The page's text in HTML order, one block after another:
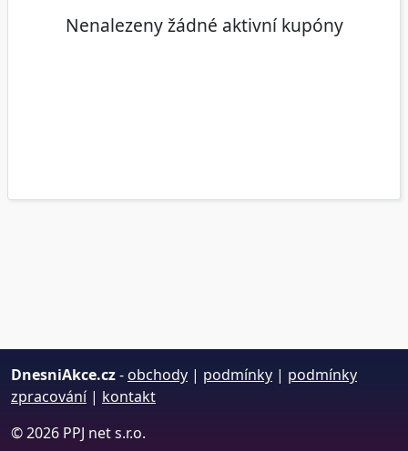
Nenalezeny žádné aktivní kupóny
DnesniAkce.cz-obchody | podmínky | podmínky
zpracování| kontakt
© 2026 PPJ net s.r.o.